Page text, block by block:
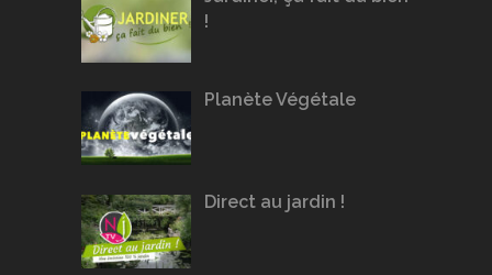
!
Planète Végétale
Direct au jardin !